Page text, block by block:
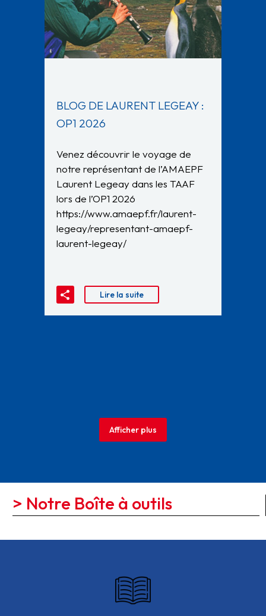
BLOG DE LAURENT LEGEAY :
OP1 2026
Venez découvrir le voyage de
notre représentant de l’AMAEPF
Laurent Legeay dans les TAAF
lors de l’OP1 2026
https://www.amaepf.fr/laurent-
legeay/representant-amaepf-
laurent-legeay/
Lire la suite
Afficher plus
> Notre Boîte à outils